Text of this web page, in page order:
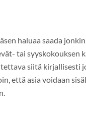
haluaa saada
tai syyskokouksen
siitä kirjallisesti
että asia voidaan